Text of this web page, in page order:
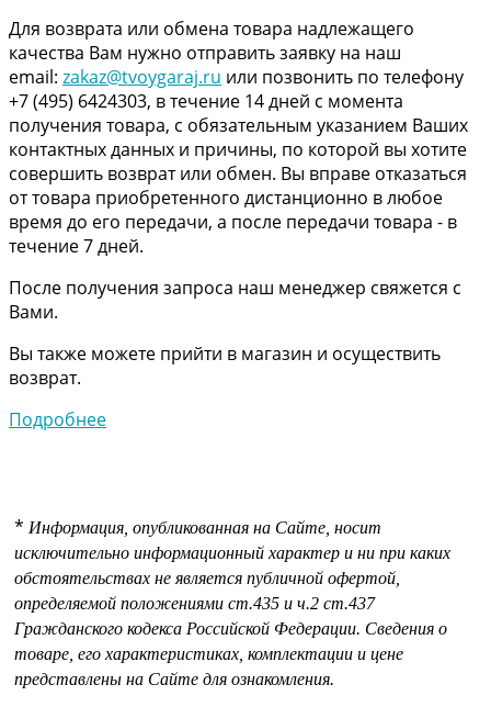
Для возврата или обмена товара надлежащего
качества Вам нужно отправить заявку на наш
email: zakaz@tvoygaraj.ru или позвонить по телефону
+7 (495) 6424303, в течение 14 дней с момента
получения товара, с обязательным указанием Ваших
контактных данных и причины, по которой вы хотите
совершить возврат или обмен. Вы вправе отказаться
от товара приобретенного дистанционно в любое
время до его передачи, а после передачи товара - в
течение 7 дней.
После получения запроса наш менеджер свяжется с
Вами.
Вы также можете прийти в магазин и осуществить
возврат.
Подробнее
* Информация, опубликованная на Сайте, носит
исключительно информационный характер и ни при каких
обстоятельствах не является публичной офертой,
определяемой положениями ст.435 и ч.2 ст.437
Гражданского кодекса Российской Федерации. Сведения о
товаре, его характеристиках, комплектации и цене
представлены на Сайте для ознакомления.